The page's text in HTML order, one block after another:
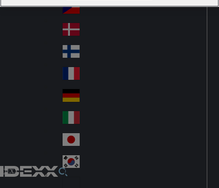
IDEXX
ina
Cz
ec
h
Česko
De
nm
ark
Fin
d
Fra
nc
e
Ge
an
y
Ital
y
Jap
an
Ko